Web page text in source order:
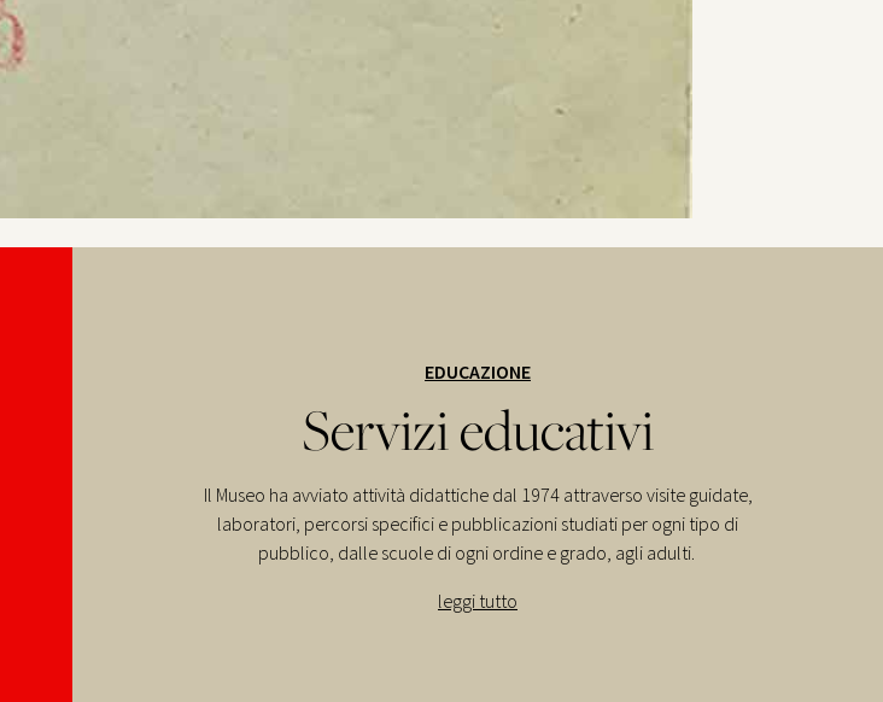
EDUCAZIONE
Servizi educativi
Il Museo ha avviato attività didattiche dal 1974 attraverso visite guidate,
laboratori, percorsi specifici e pubblicazioni studiati per ogni tipo di
pubblico, dalle scuole di ogni ordine e grado, agli adulti.
leggi tutto